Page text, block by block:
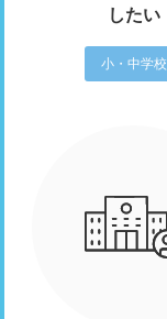
したい
小・中学校